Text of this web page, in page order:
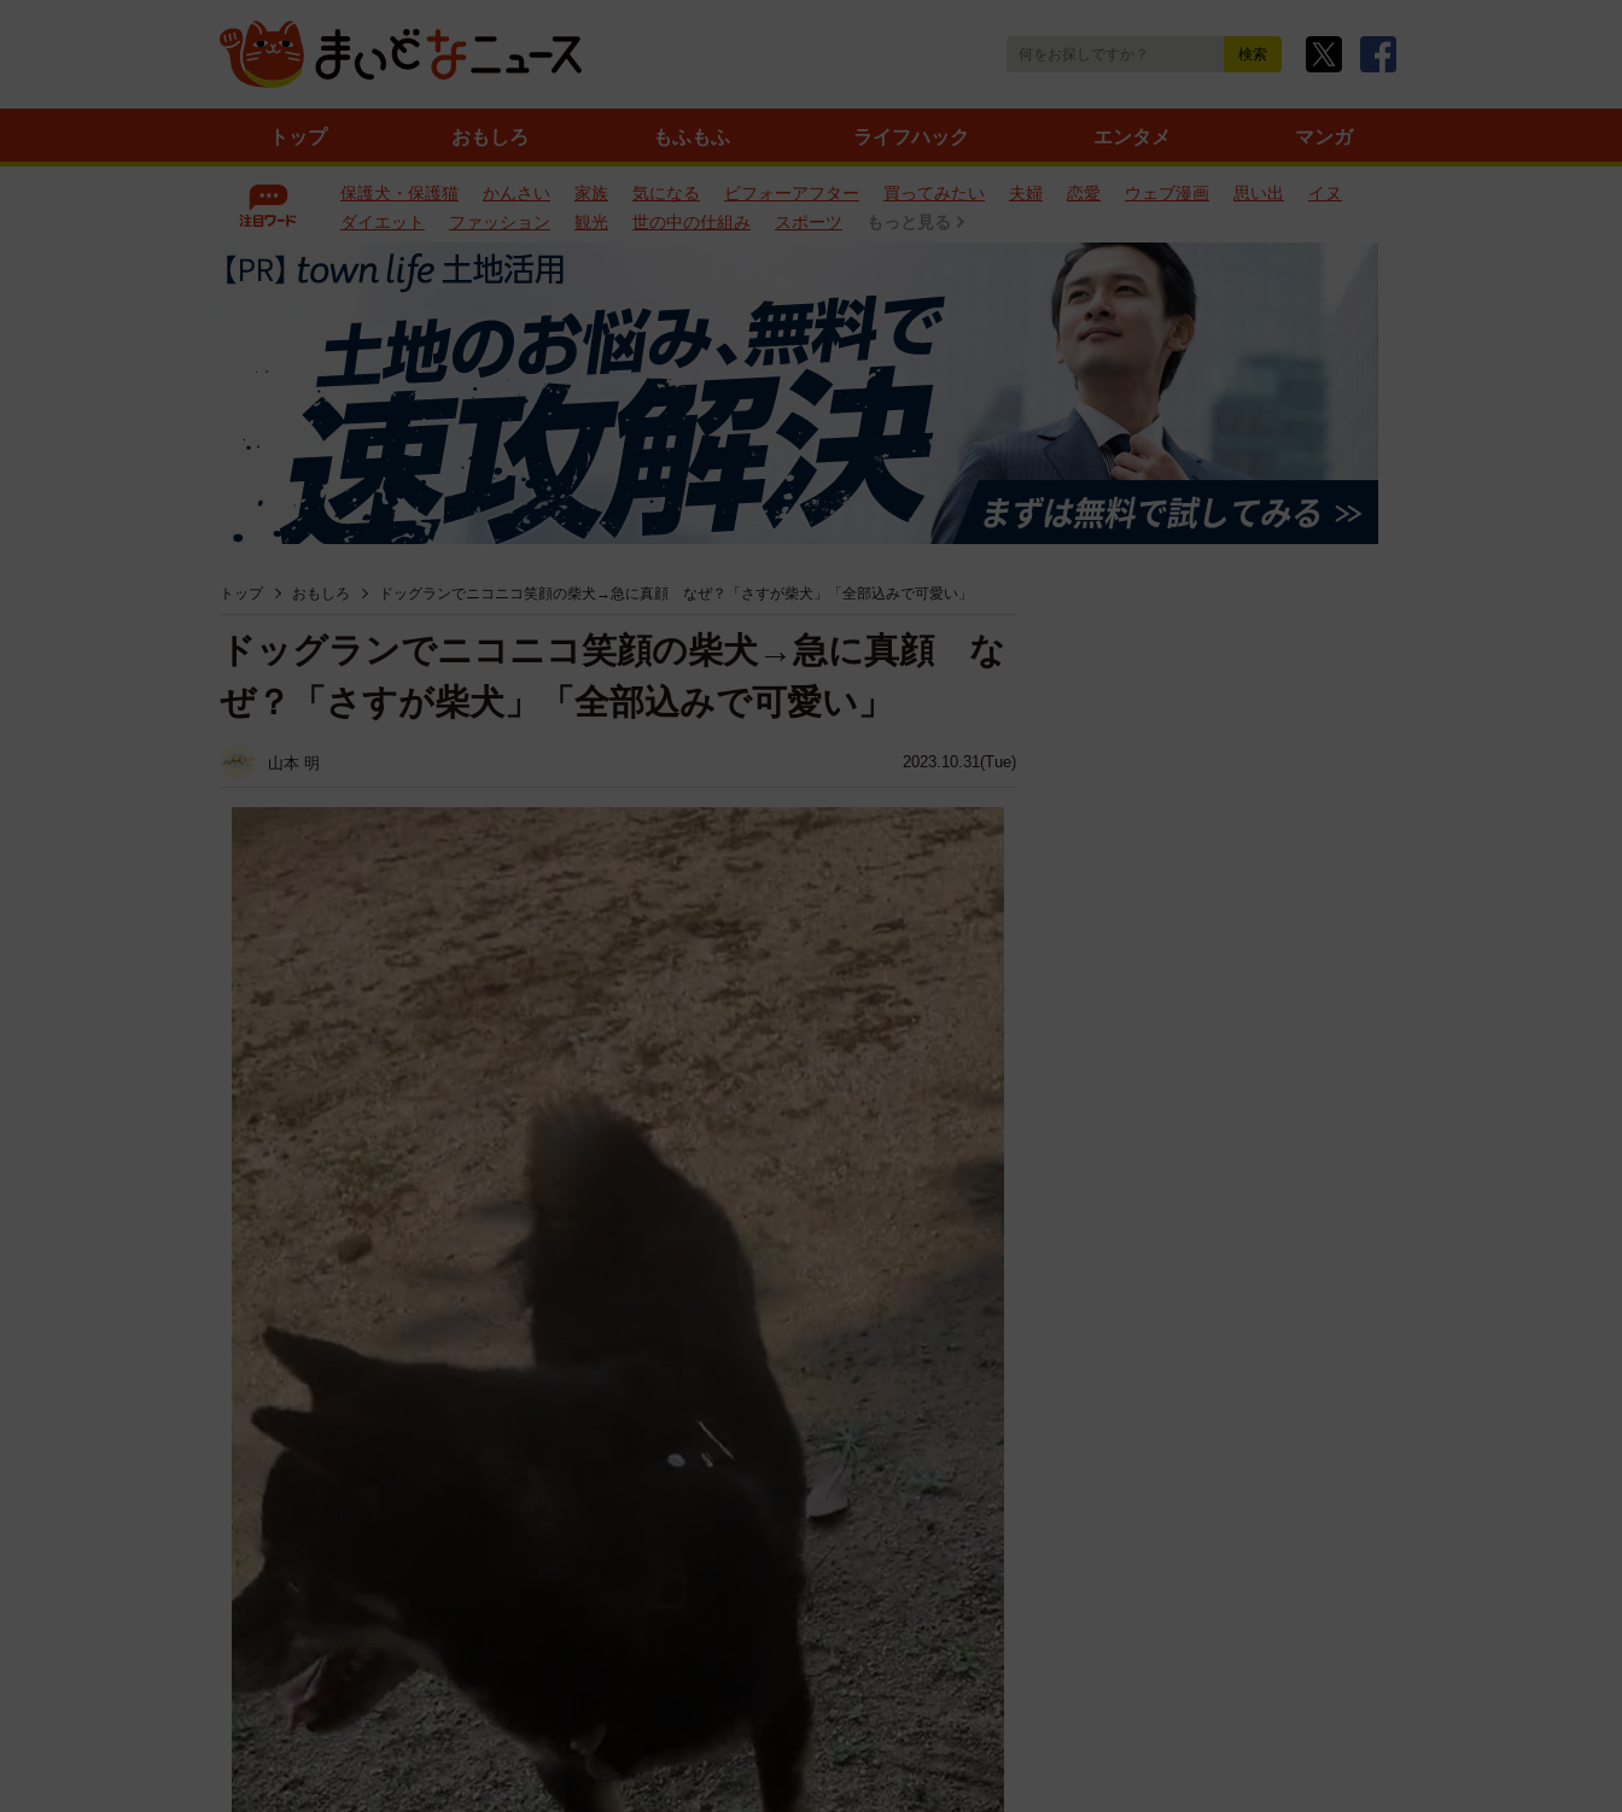
トップ おもしろ もふもふ ライフハック エンタメ マンガ
保護犬・保護猫 かんさい 家族 気になる ビフォーアフター 買ってみたい 夫婦 恋愛 ウェブ漫画 思い出
イヌ
ダイエット
ファッション 観光 世の中の仕組み スポーツ もっと見る
トップ おもしろ ドッグランでニコニコ笑顔の柴犬→急に真顔 なぜ？「さすが柴犬」「全部込みで可愛い」
2023.10.31(Tue)
ドッグランでニコニコ笑顔の柴犬→急に真顔 な
ぜ？「さすが柴犬」「全部込みで可愛い」
山本 明